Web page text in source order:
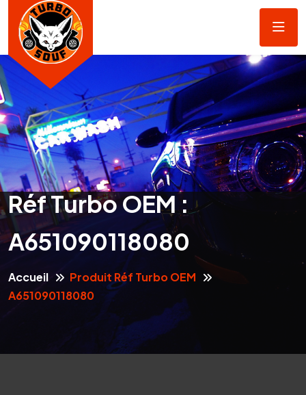
Réf Turbo OEM :
A651090118080
Accueil
Produit Réf Turbo OEM
A651090118080